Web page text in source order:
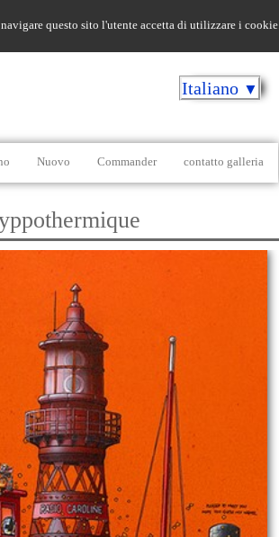
questo sito l'utente accetta di utilizzare i cookie.
Italiano ▼
Nuovo Commander contatto galleria